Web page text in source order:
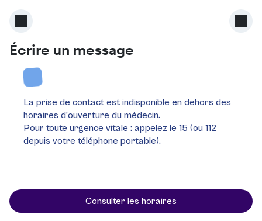
Écrire un message
La prise de contact est indisponible en dehors des
horaires d’ouverture du médecin.
Pour toute urgence vitale : appelez le 15 (ou 112
depuis votre téléphone portable).
Consulter les horaires